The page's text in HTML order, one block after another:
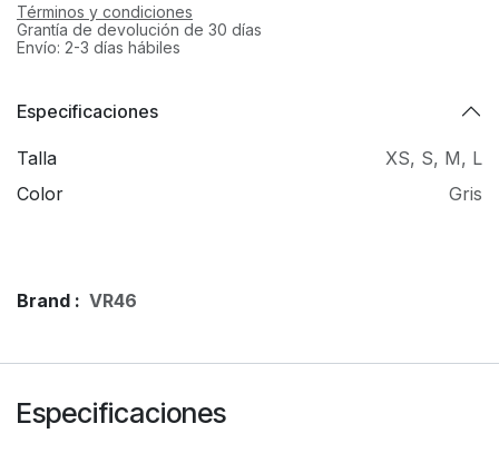
Términos y condiciones
Grantía de devolución de 30 días
Envío: 2-3 días hábiles
Especificaciones
Talla XS, S, M, L
Color
Gris
Brand : VR46
Especificaciones